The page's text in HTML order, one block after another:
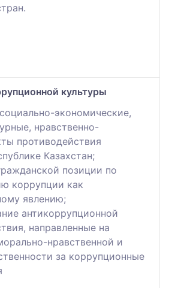
культуры
экономические,
нравственно-
противодействия
Казахстан;
позиции по
коррупции как
явлению;
антикоррупционной
направленные на
нравственной и
за коррупционные